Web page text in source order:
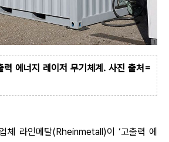
력 에너지 레이저 무기체계. 사진 출처=
체 라인메탈(Rheinmetall)이 ‘고출력 에